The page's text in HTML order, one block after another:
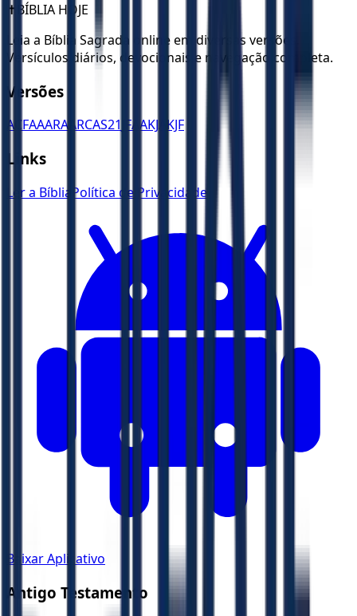
✝️ BÍBLIA HOJE
Leia a Bíblia Sagrada online em diversas versões.
Versículos diários, devocionais e navegação completa.
Versões
ACFAAARA ARCAS21 JFAAKJA KJF
Links
Ler a Bíblia Política de Privacidade
Baixar Aplicativo
Antigo Testamento